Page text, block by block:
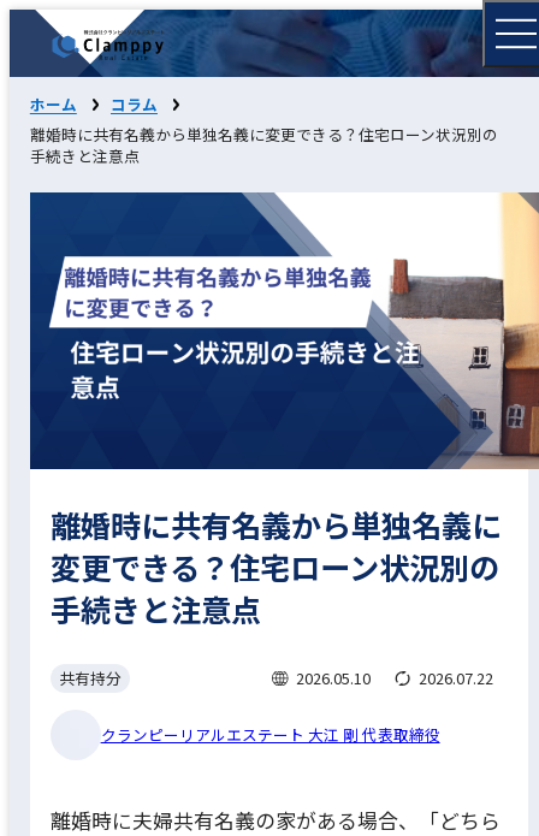
ホーム
コラム
離婚時に共有名義から単独名義に変更できる？住宅ローン状況別の
手続きと注意点
離婚時に共有名義から単独名義に
変更できる？住宅ローン状況別の
手続きと注意点
共有持分 2026.05.10 2026.07.22
クランピーリアルエステート 大江 剛 代表取締役
離婚時に夫婦共有名義の家がある場合、「どちら